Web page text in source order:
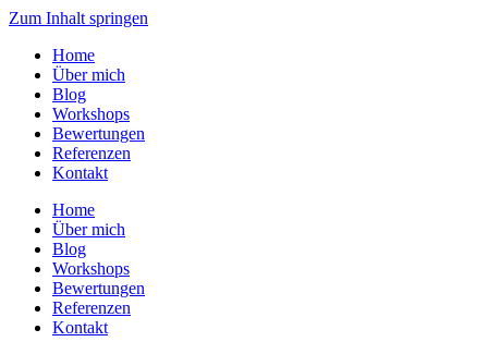
Zum Inhalt springen
Home
Über mich
Blog
Workshops
Bewertungen
Referenzen
Kontakt
Home
Über mich
Blog
Workshops
Bewertungen
Referenzen
Kontakt